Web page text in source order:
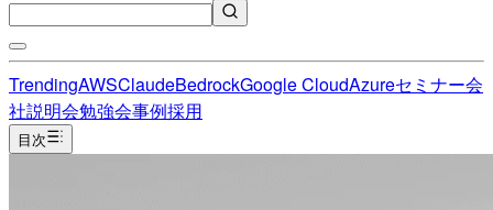
TrendingAWSClaudeBedrockGoogle CloudAzureセミナー会
社説明会勉強会事例採用
目次